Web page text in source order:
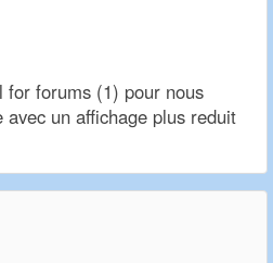
for forums (1) pour nous
un affichage plus reduit